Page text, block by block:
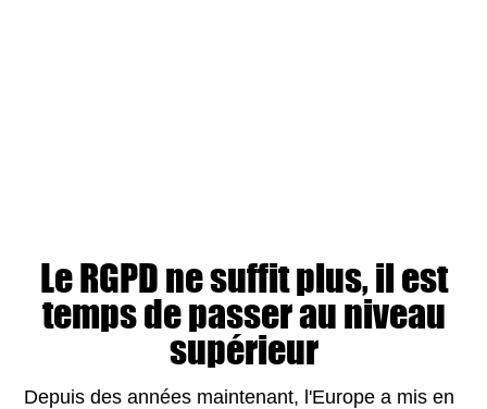
Le RGPD ne suffit plus, il est
temps de passer au niveau
supérieur
Depuis des années maintenant, l'Europe a mis en